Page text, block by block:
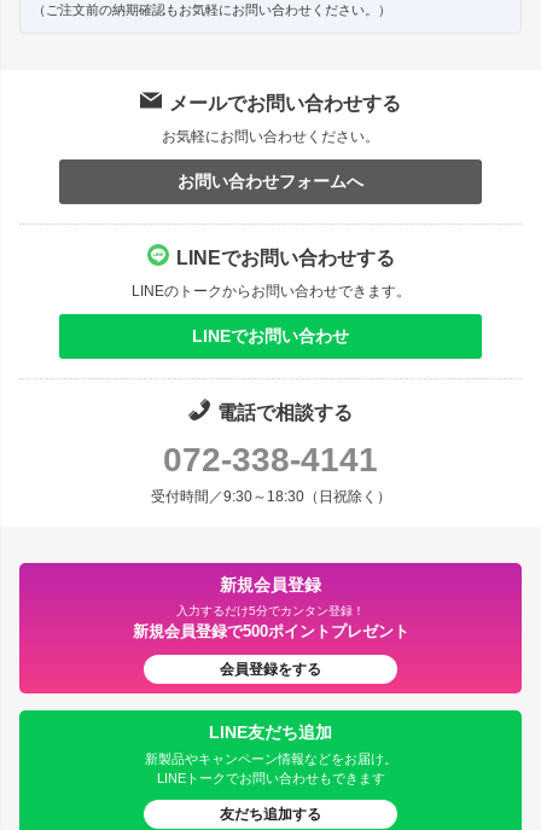
（ご注文前の納期確認もお気軽にお問い合わせください。）
メールでお問い合わせする
お気軽にお問い合わせください。
お問い合わせフォームへ
LINEでお問い合わせする
LINEのトークからお問い合わせできます。
LINEでお問い合わせ
電話で相談する
072-338-4141
受付時間／9:30～18:30（日祝除く）
新規会員登録
入力するだけ5分でカンタン登録！
新規会員登録で500ポイントプレゼント
会員登録をする
LINE友だち追加
新製品やキャンペーン情報などをお届け。
LINEトークでお問い合わせもできます
友だち追加する